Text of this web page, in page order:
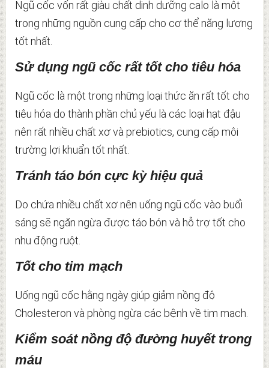
Ngũ cốc vốn rất giàu chất dinh dưỡng calo là một
trong những nguồn cung cấp cho cơ thể năng lượng
tốt nhất.
Sử dụng ngũ cốc rất tốt cho tiêu hóa
Ngũ cốc là một trong những loại thức ăn rất tốt cho
tiêu hóa do thành phần chủ yếu là các loại hạt đậu
nên rất nhiều chất xơ và prebiotics, cung cấp môi
trường lợi khuẩn tốt nhất.
Tránh táo bón cực kỳ hiệu quả
Do chứa nhiều chất xơ nên uống ngũ cốc vào buổi
sáng sẽ ngăn ngừa được táo bón và hỗ trợ tốt cho
nhu động ruột.
Tốt cho tim mạch
Uống ngũ cốc hằng ngày giúp giảm nồng độ
Cholesteron và phòng ngừa các bệnh về tim mạch.
Kiểm soát nồng độ đường huyết trong
máu